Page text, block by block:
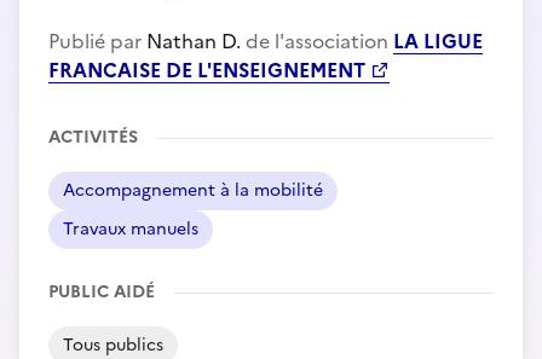
Publié par Nathan D. de l'association LA LIGUE
FRANCAISE DE L'ENSEIGNEMENT
ACTIVITÉS
Accompagnement à la mobilité
Travaux manuels
PUBLIC AIDÉ
Tous publics